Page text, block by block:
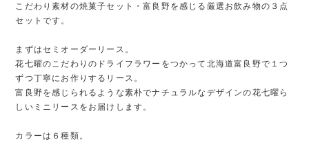
こだわり素材の焼菓子セット・富良野を感じる厳選お飲み物の３点
セットです。
まずはセミオーダーリース。
花七曜のこだわりのドライフラワーをつかって北海道富良野で１つ
ずつ丁寧にお作りするリース。
富良野を感じられるような素朴でナチュラルなデザインの花七曜ら
しいミニリースをお届けします。
カラーは６種類。